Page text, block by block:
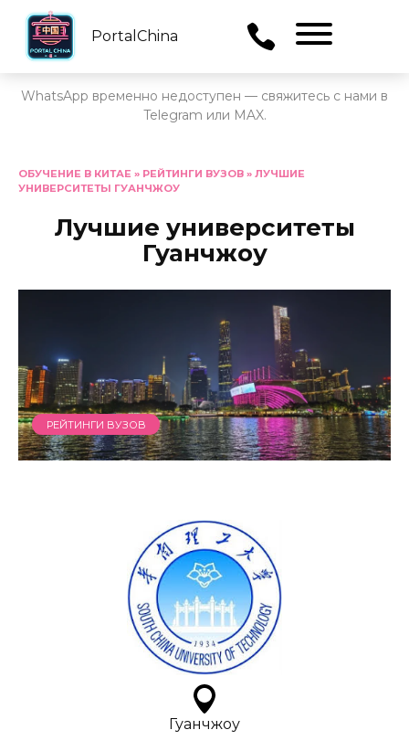
PortalChina
WhatsApp временно недоступен — свяжитесь с нами в
Telegram или MAX.
содержанию
ОБУЧЕНИЕ В КИТАЕ » РЕЙТИНГИ ВУЗОВ » ЛУЧШИЕ
УНИВЕРСИТЕТЫ ГУАНЧЖОУ
Лучшие университеты
Гуанчжоу
РЕЙТИНГИ ВУЗОВ
Гуанчжоу